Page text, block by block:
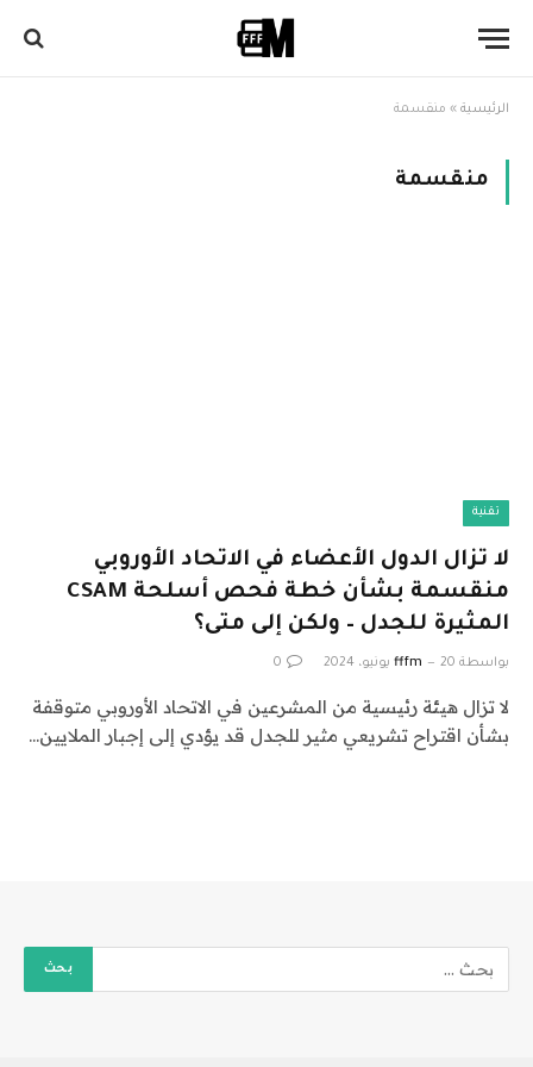
الرئيسية » منقسمة
منقسمة
تقنية
لا تزال الدول الأعضاء في الاتحاد الأوروبي
منقسمة بشأن خطة فحص أسلحة CSAM
المثيرة للجدل – ولكن إلى متى؟
بواسطة fffm 20 يونيو، 2024 0
لا تزال هيئة رئيسية من المشرعين في الاتحاد الأوروبي متوقفة
بشأن اقتراح تشريعي مثير للجدل قد يؤدي إلى إجبار الملايين…